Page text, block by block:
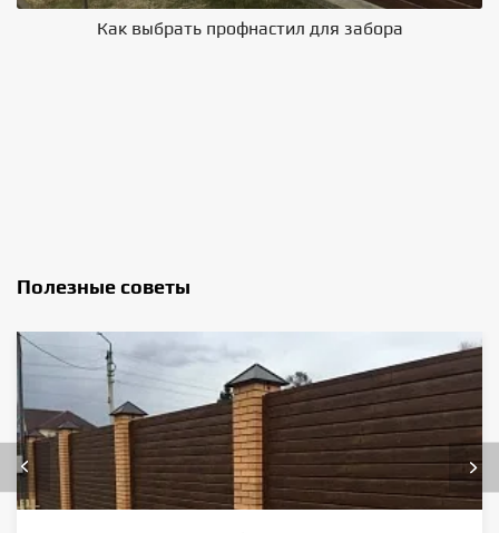
Как выбрать профнастил для забора
Полезные советы